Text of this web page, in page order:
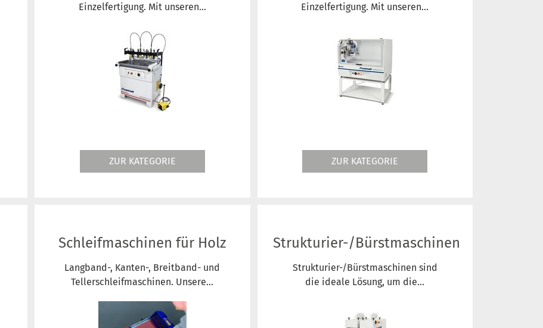
Einzelfertigung. Mit unseren...
ZUR KATEGORIE
Einzelfertigung. Mit unseren...
ZUR KATEGORIE
Schleifmaschinen für Holz
Langband-, Kanten-, Breitband- und
Tellerschleifmaschinen. Unsere...
Strukturier-/Bürstmaschinen
Strukturier-/Bürstmaschinen sind
die ideale Lösung, um die...